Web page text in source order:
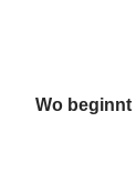
Wo beginnt